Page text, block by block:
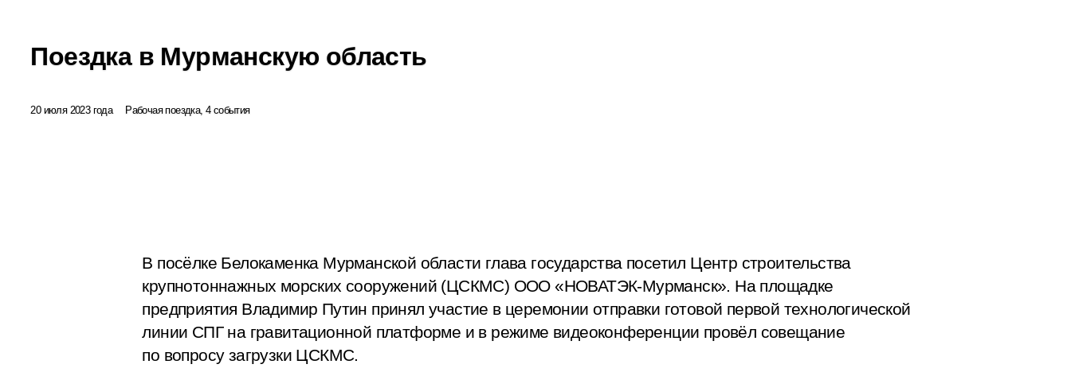
Поездка в Мурманскую область
20 июля 2023 года Рабочая поездка, 4 события
В посёлке Белокаменка Мурманской области глава государства посетил Центр строительства
крупнотоннажных морских сооружений (ЦСКМС) ООО «НОВАТЭК-Мурманск». На площадке
предприятия Владимир Путин принял участие в церемонии отправки готовой первой технологической
линии СПГ на гравитационной платформе и в режиме видеоконференции провёл совещание
по вопросу загрузки ЦСКМС.